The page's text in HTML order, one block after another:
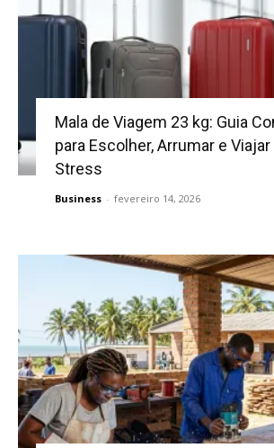
Mala de Viagem 23 kg: Guia
para Escolher, Arrumar e
Stress
Business - fevereiro 14, 2026